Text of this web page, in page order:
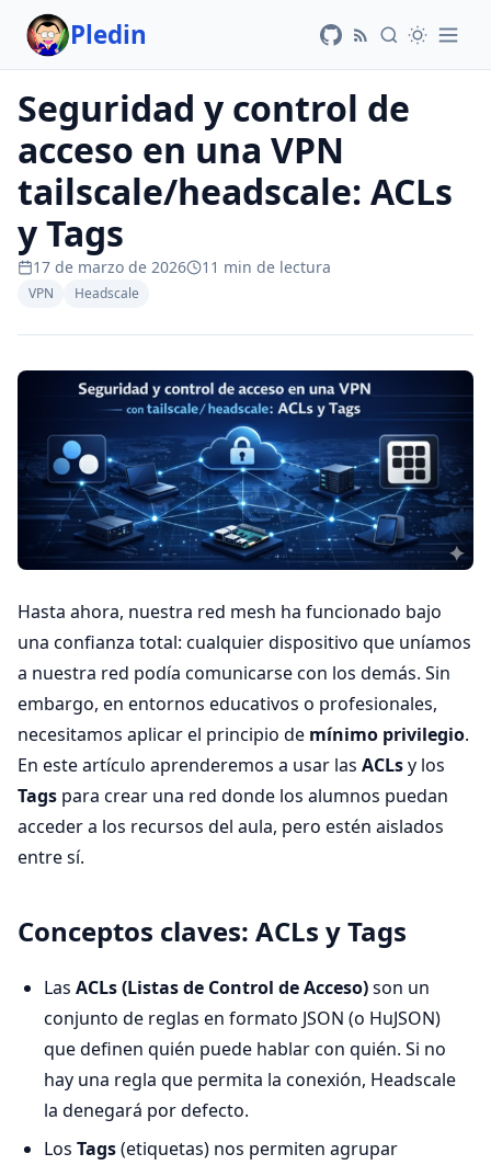
Pledin
Seguridad y control de
acceso en una VPN
tailscale/headscale: ACLs
y Tags
17 de marzo de 2026 11 min de lectura
VPN Headscale
Hasta ahora, nuestra red mesh ha funcionado bajo
una confianza total: cualquier dispositivo que uníamos
a nuestra red podía comunicarse con los demás. Sin
embargo, en entornos educativos o profesionales,
necesitamos aplicar el principio de mínimo privilegio.
En este artículo aprenderemos a usar las ACLsy los
Tags para crear una red donde los alumnos puedan
acceder a los recursos del aula, pero estén aislados
entre sí.
Conceptos claves: ACLs y Tags
Las ACLs (Listas de Control de Acceso)son un
conjunto de reglas en formato JSON (o HuJSON)
que definen quién puede hablar con quién. Si no
hay una regla que permita la conexión, Headscale
la denegará por defecto.
Los Tags(etiquetas) nos permiten agrupar